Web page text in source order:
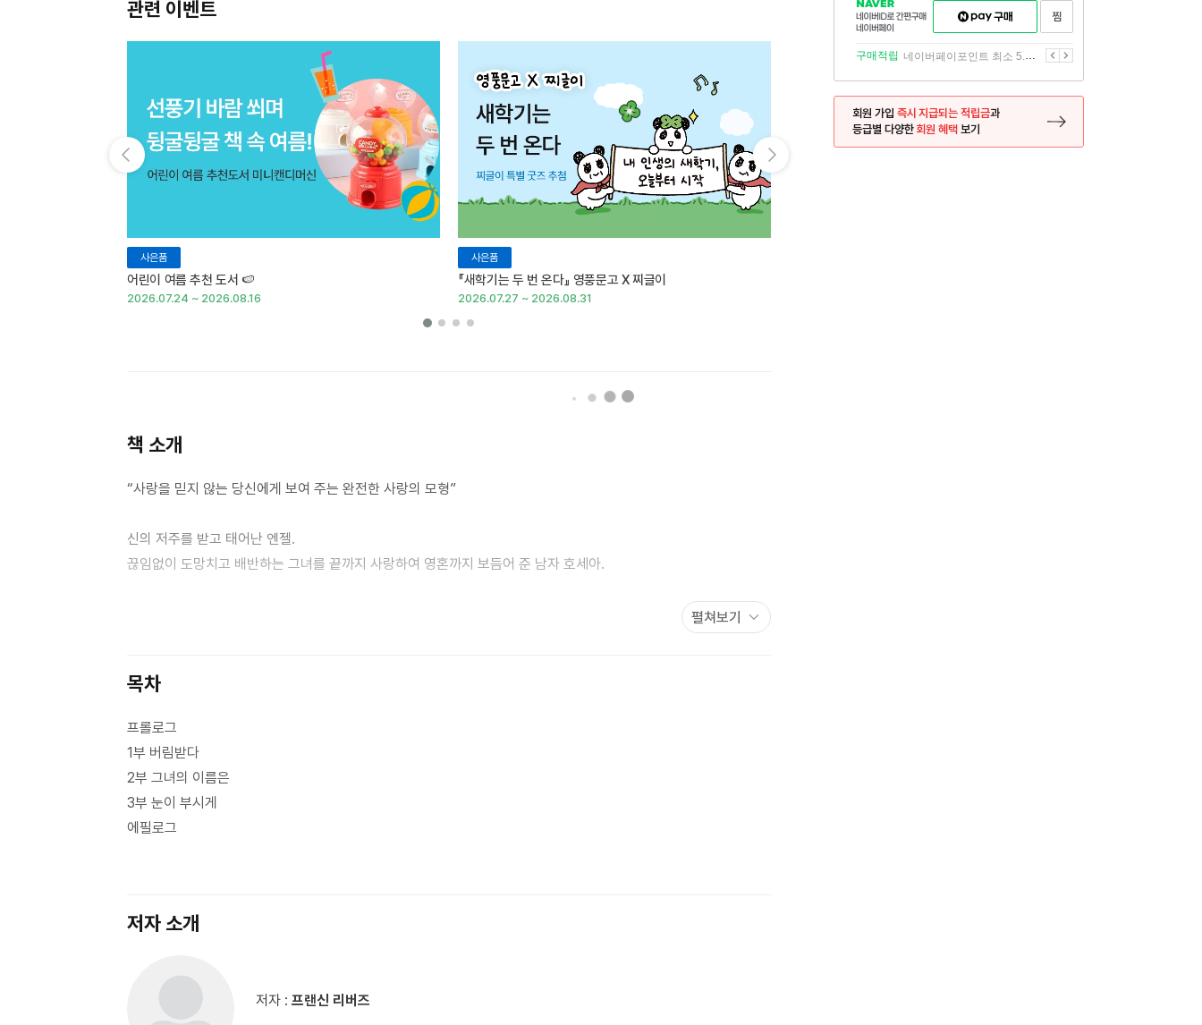
관련 이벤트
사은품
어린이 여름 추천 도서 🍉
2026.07.24 ~ 2026.08.16
사은품
『새학기는 두 번 온다』 영풍문고 X 찌글이
2026.07.27 ~ 2026.08.31
책 소개
“사랑을 믿지 않는 당신에게 보여 주는 완전한 사랑의 모형”
신의 저주를 받고 태어난 엔젤.
끊임없이 도망치고 배반하는 그녀를 끝까지 사랑하여 영혼까지 보듬어 준 남자 호세아.
구약성경 〈호세아서〉를 바탕으로 재창조한 섬세하고 아름다운 사랑 이야기가 더 이상 사랑을 믿지 않는 메마르고
[줄거리]
창녀의 삶을 살고 있는 그녀에게 세상은 사막 같은 곳이다. 어떤 꿈도 계획도 소망도 없이 탄광촌에서 헛된 꿈을 좇는
이들에게 욕망의 대상이 되어 착취당하던 그녀의 삶에 한 남자가 들어온다. 그의 이름은 호세아. 성실하고 건실하게
자신의 삶을 개척해 오던 강인하면서도 부드러운 남자 호세아는 한눈에 엔젤에게 이끌리고 거부할 수 없는 사랑에
빠져든다. 그러나 사랑 자체를 믿지 않는 얼음처럼 차가운 엔젤은 호세아의 사랑을 믿지도 받아들이지도 못한다.
엔젤이 창녀인 줄 알면서도 사랑을 거두지 않은 호세아에게 인간적인 생각으로는 용서할 수 없는, 도저히 받아들일
펼쳐보기
목차
프롤로그
1부 버림받다
2부 그녀의 이름은
3부 눈이 부시게
에필로그
저자 소개
저자 : 프랜신 리버즈
NAVER
네이버
ID로
간편구매
네이버페이
구매하기
이전
구매적립 네이버페이포인트 최소 5.5% 적립 다음
회원 가입 즉시 지급되는 적립금과
등급별 다양한회원 혜택 보기